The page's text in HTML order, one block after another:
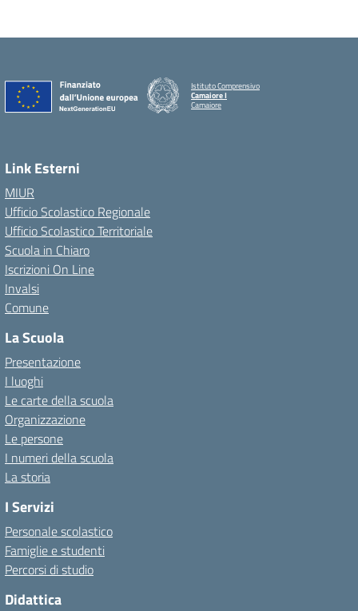
Istituto Comprensivo
Camaiore I
Camaiore
Link Esterni
MIUR
Ufficio Scolastico Regionale
Ufficio Scolastico Territoriale
Scuola in Chiaro
Iscrizioni On Line
Invalsi
Comune
La Scuola
Presentazione
I luoghi
Le carte della scuola
Organizzazione
Le persone
I numeri della scuola
La storia
I Servizi
Personale scolastico
Famiglie e studenti
Percorsi di studio
Didattica